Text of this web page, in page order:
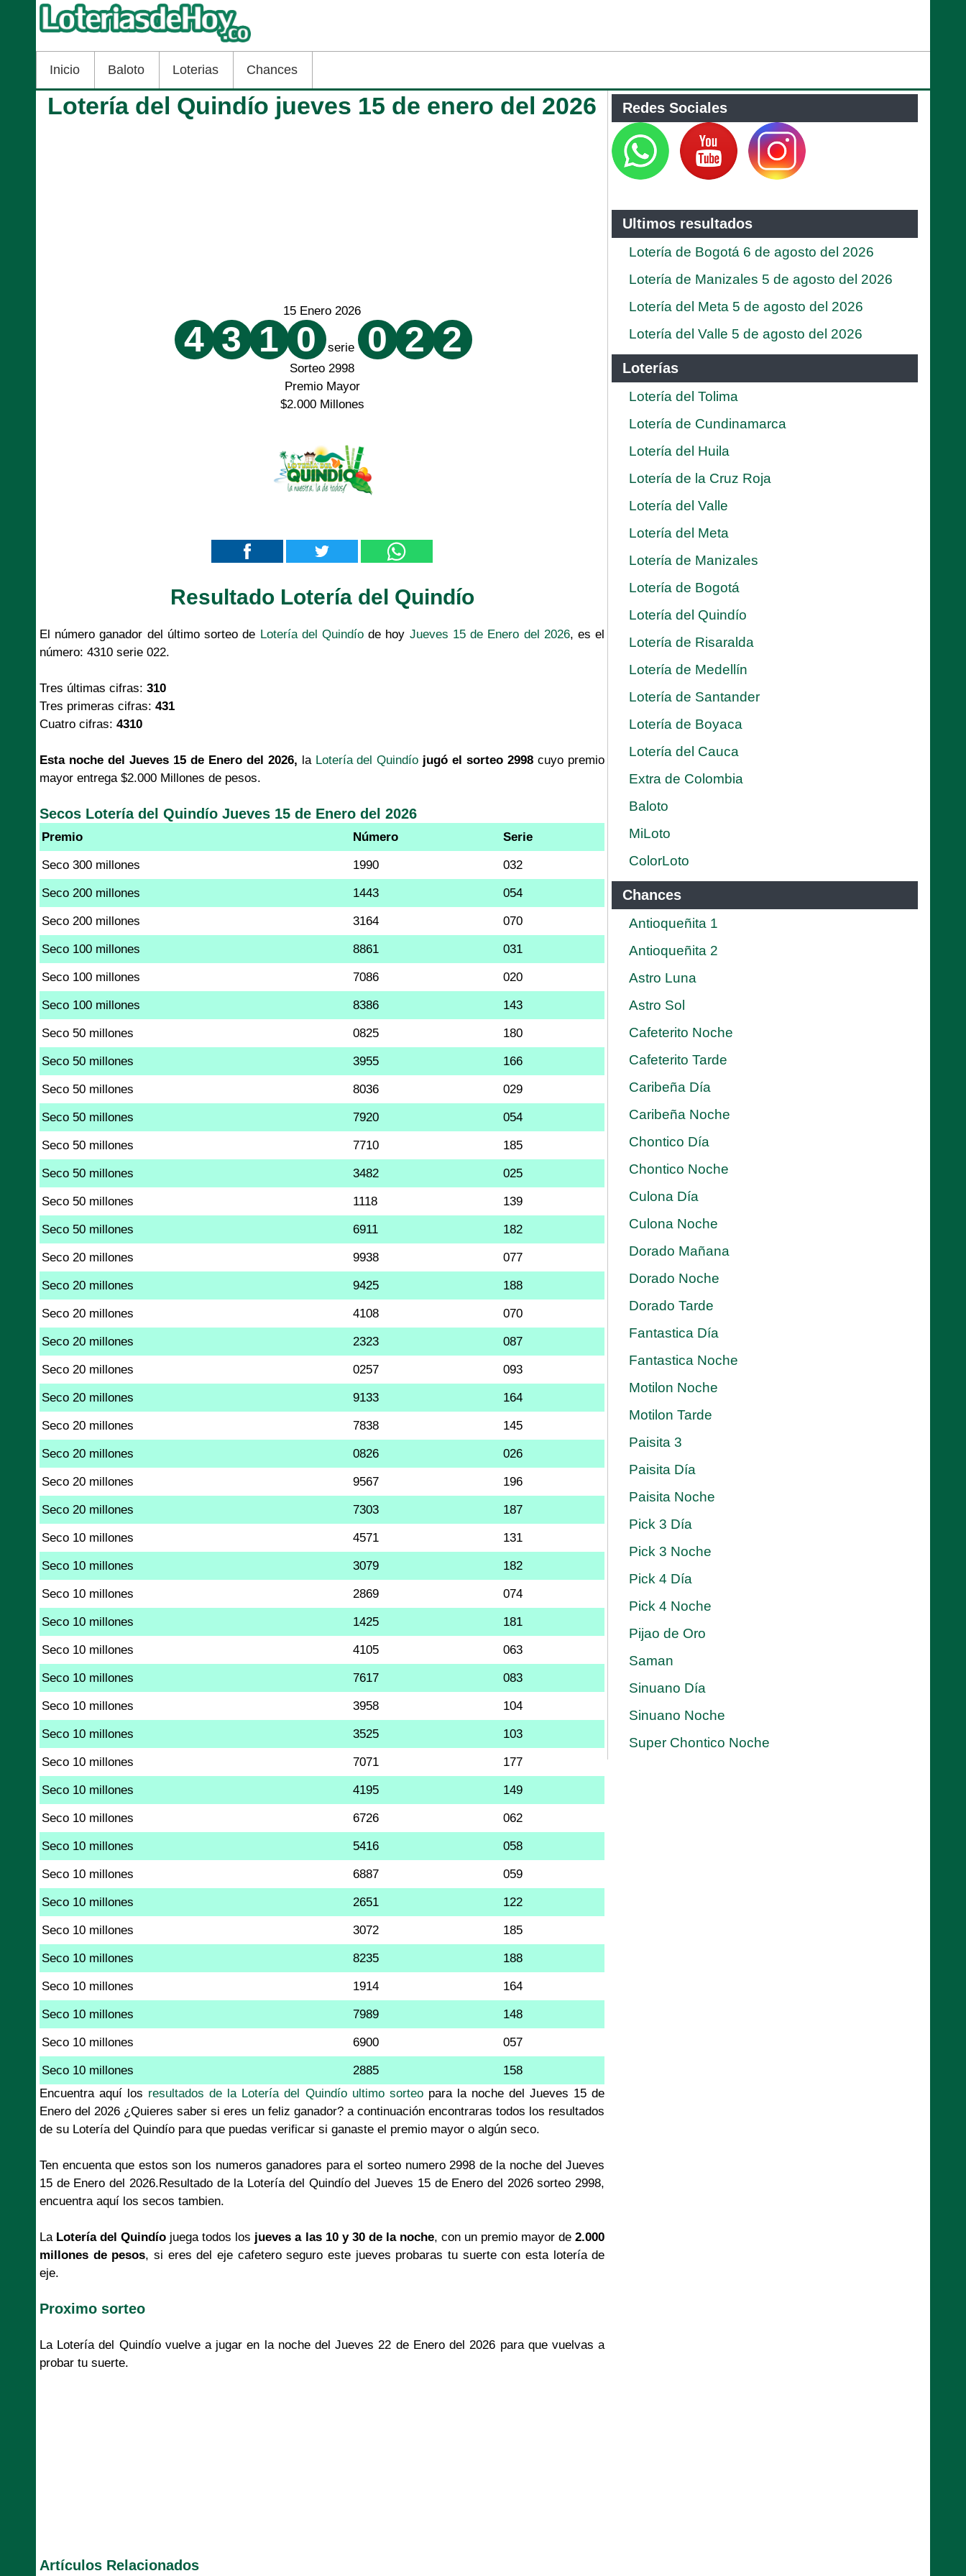
Inicio Baloto Loterias Chances
Lotería del Quindío jueves 15 de enero del 2026
15 Enero 2026
4 3 1 0 serie 0 2 2
Sorteo 2998
Premio Mayor
$2.000 Millones
Resultado Lotería del Quindío
El número ganador del último sorteo de Lotería del Quindíode hoy Jueves 15 de Enero del 2026, es el
número: 4310 serie 022.
Tres últimas cifras: 310
Tres primeras cifras: 431
Cuatro cifras: 4310
Esta noche del Jueves 15 de Enero del 2026, la Lotería del Quindío jugó el sorteo 2998 cuyo premio
mayor entrega $2.000 Millones de pesos.
Secos Lotería del Quindío Jueves 15 de Enero del 2026
Premio Número Serie
Seco 300 millones 1990 032
Seco 200 millones 1443 054
Seco 200 millones 3164 070
Seco 100 millones 8861 031
Seco 100 millones 7086 020
Seco 100 millones 8386 143
Seco 50 millones 0825 180
Seco 50 millones 3955 166
Seco 50 millones 8036 029
Seco 50 millones 7920 054
Seco 50 millones 7710 185
Seco 50 millones 3482 025
Seco 50 millones 1118 139
Seco 50 millones 6911 182
Seco 20 millones 9938 077
Seco 20 millones 9425 188
Seco 20 millones 4108 070
Seco 20 millones 2323 087
Seco 20 millones 0257 093
Seco 20 millones 9133 164
Seco 20 millones 7838 145
Seco 20 millones 0826 026
Seco 20 millones 9567 196
Seco 20 millones 7303 187
Seco 10 millones 4571 131
Seco 10 millones 3079 182
Seco 10 millones 2869 074
Seco 10 millones 1425 181
Seco 10 millones 4105 063
Seco 10 millones 7617 083
Seco 10 millones 3958 104
Seco 10 millones 3525 103
Seco 10 millones 7071 177
Seco 10 millones 4195 149
Seco 10 millones 6726 062
Seco 10 millones 5416 058
Seco 10 millones 6887 059
Seco 10 millones 2651 122
Seco 10 millones 3072 185
Seco 10 millones 8235 188
Seco 10 millones 1914 164
Seco 10 millones 7989 148
Seco 10 millones 6900 057
Seco 10 millones 2885
158
Encuentra aquí los resultados de la Lotería del Quindío ultimo sorteopara la noche del Jueves 15 de
Enero del 2026 ¿Quieres saber si eres un feliz ganador? a continuación encontraras todos los resultados
de su Lotería del Quindío para que puedas verificar si ganaste el premio mayor o algún seco.
Ten encuenta que estos son los numeros ganadores para el sorteo numero 2998 de la noche del Jueves
15 de Enero del 2026.Resultado de la Lotería del Quindío del Jueves 15 de Enero del 2026 sorteo 2998,
encuentra aquí los secos tambien.
La Lotería del Quindío juega todos los jueves a las 10 y 30 de la noche, con un premio mayor de2.000
millones de pesos, si eres del eje cafetero seguro este jueves probaras tu suerte con esta lotería de
eje.
Proximo sorteo
La Lotería del Quindío vuelve a jugar en la noche del Jueves 22 de Enero del 2026 para que vuelvas a
probar tu suerte.
Artículos Relacionados
Redes Sociales
Ultimos resultados
Lotería de Bogotá 6 de agosto del 2026
Lotería de Manizales 5 de agosto del 2026
Lotería del Meta 5 de agosto del 2026
Lotería del Valle 5 de agosto del 2026
Loterías
Lotería del Tolima
Lotería de Cundinamarca
Lotería del Huila
Lotería de la Cruz Roja
Lotería del Valle
Lotería del Meta
Lotería de Manizales
Lotería de Bogotá
Lotería del Quindío
Lotería de Risaralda
Lotería de Medellín
Lotería de Santander
Lotería de Boyaca
Lotería del Cauca
Extra de Colombia
Baloto
MiLoto
ColorLoto
Chances
Antioqueñita 1
Antioqueñita 2
Astro Luna
Astro Sol
Cafeterito Noche
Cafeterito Tarde
Caribeña Día
Caribeña Noche
Chontico Día
Chontico Noche
Culona Día
Culona Noche
Dorado Mañana
Dorado Noche
Dorado Tarde
Fantastica Día
Fantastica Noche
Motilon Noche
Motilon Tarde
Paisita 3
Paisita Día
Paisita Noche
Pick 3 Día
Pick 3 Noche
Pick 4 Día
Pick 4 Noche
Pijao de Oro
Saman
Sinuano Día
Sinuano Noche
Super Chontico Noche